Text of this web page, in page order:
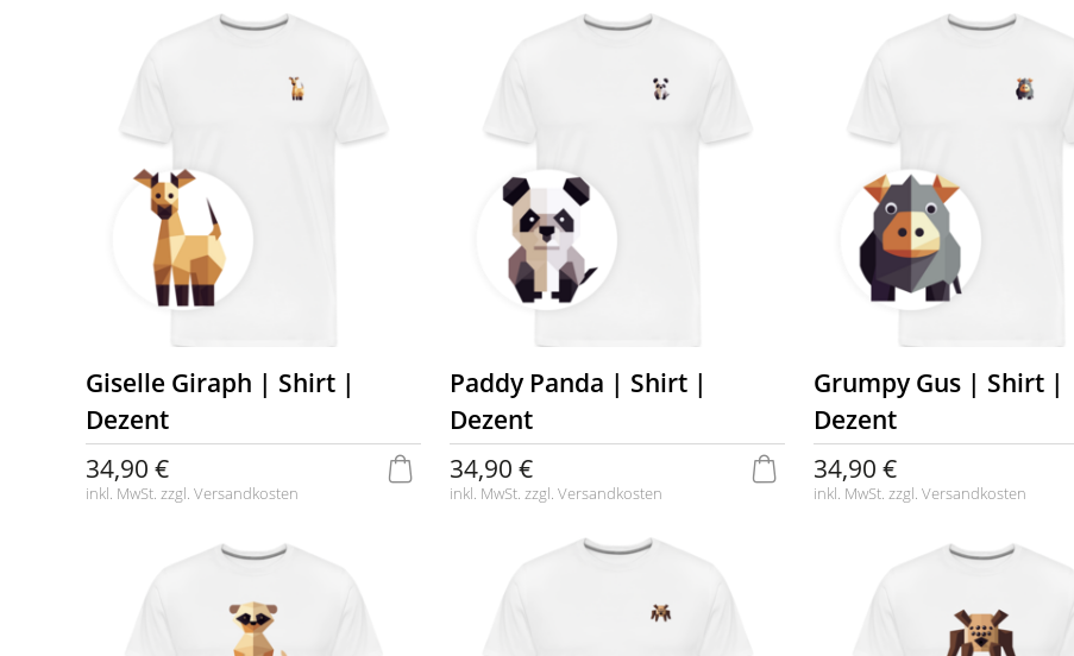
Giselle Giraph | Shirt |
Dezent
34,90 €
inkl. MwSt. zzgl. Versandkosten
Paddy Panda | Shirt |
Dezent
34,90 €
inkl. MwSt. zzgl. Versandkosten
Grumpy Gus | Shirt |
Dezent
34,90 €
inkl. MwSt. zzgl. Versandkosten